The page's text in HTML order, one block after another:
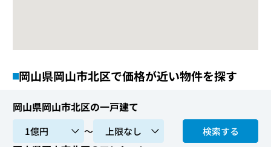
岡山県岡山市北区で価格が近い物件を探す
岡山県岡山市北区の一戸建て
〜 検索する